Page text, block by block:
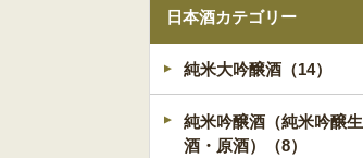
日本酒カテゴリー
純米大吟醸酒（14）
純米吟醸酒（純米吟醸生
酒・原酒）（8）